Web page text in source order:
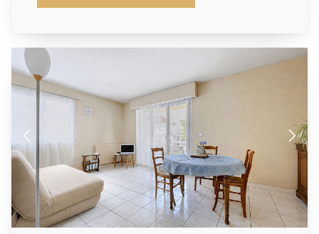
pièces offrant une belle terrasse de 29m² exposée
ainsi que deux chambres, de 22 m² et 11 m². Un
espace bureau vous permettra de travailler depuis
chez vous. L'appartement offre de beaux volumes et
une superbe luminosité. Une cave, une place de
parking privative et un box complètent le bien.